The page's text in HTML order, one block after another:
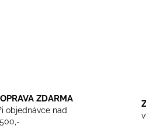
ZDARMA
objednávce nad